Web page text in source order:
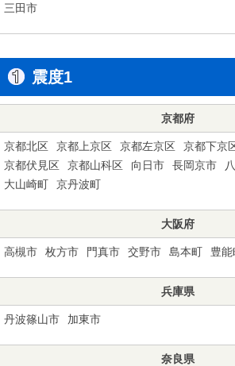
三田市
震度1
京都府
京都北区 京都上京区 京都左京区 京都下京
京都伏見区
京都山科区 向日市 長岡京市
大山崎町
京丹波町
大阪府
高槻市 枚方市 門真市 交野市 島本町 豊能
兵庫県
丹波篠山市 加東市
奈良県